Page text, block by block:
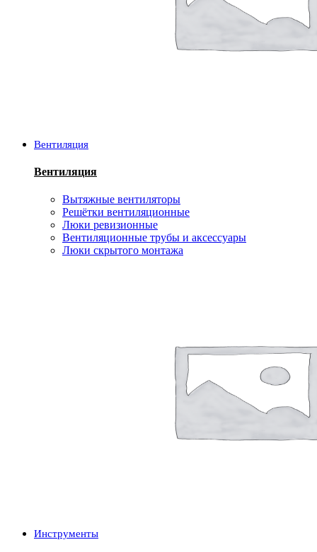
Вентиляция
Вентиляция
Вытяжные вентиляторы
Решётки вентиляционные
Люки ревизионные
Вентиляционные трубы и аксессуары
Люки скрытого монтажа
Инструменты